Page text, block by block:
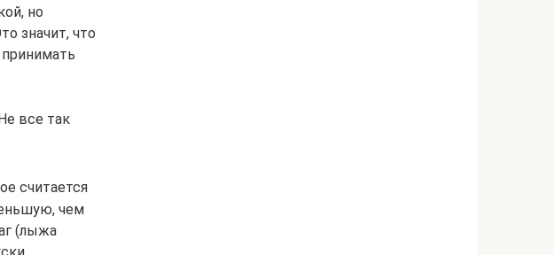
но
значит, что
все так
считается
чем
(лыжа